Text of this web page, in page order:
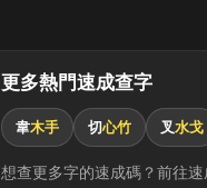
更多熱門速成查字
韋木手 切心竹 叉水戈
想查更多字的速成碼？前往